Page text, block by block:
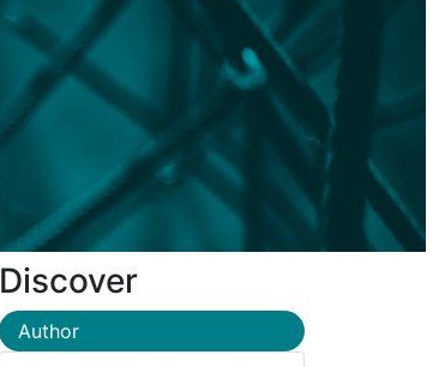
Discover
Author